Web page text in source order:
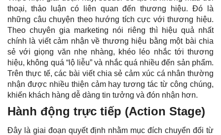
thoại, thảo luận có liên quan đến thương hiệu. Đó là
những câu chuyện theo hướng tích cực với thương hiệu.
Theo chuyên gia marketing nói riêng thì hiệu quả nhất
chính là viết cảm nhận về thương hiệu bằng một bài chia
sẻ với giọng văn nhẹ nhàng, khéo léo nhắc tới thương
hiệu, không quá “lộ liễu” và nhắc quá nhiều đến sản phẩm.
Trên thực tế, các bài viết chia sẻ cảm xúc cá nhân thường
nhận được nhiều thiện cảm hay tương tác từ công chúng,
khiến khách hàng dễ dàng tin tưởng và đón nhận hơn.
Hành động trực tiếp (Action Stage)
Đây là giai đoạn quyết định nhằm mục đích chuyển đổi từ